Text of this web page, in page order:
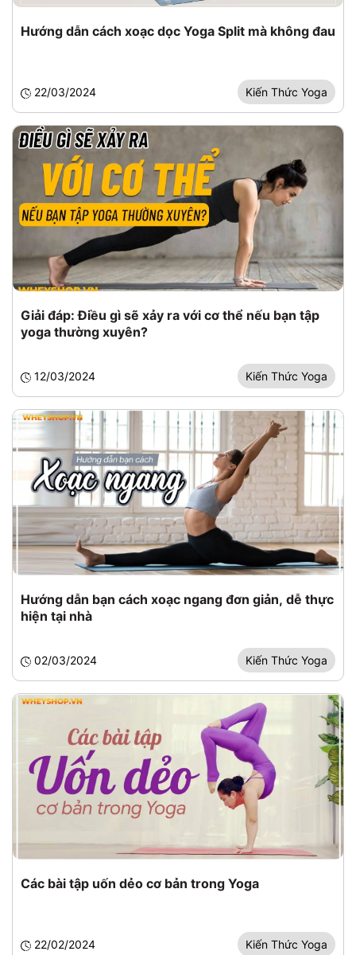
Hướng dẫn cách xoạc dọc Yoga Split mà không đau
22/03/2024 Kiến Thức Yoga
Giải đáp: Điều gì sẽ xảy ra với cơ thể nếu bạn tập
yoga thường xuyên?
12/03/2024 Kiến Thức Yoga
Hướng dẫn bạn cách xoạc ngang đơn giản, dễ thực
hiện tại nhà
02/03/2024 Kiến Thức Yoga
Các bài tập uốn dẻo cơ bản trong Yoga
22/02/2024 Kiến Thức Yoga